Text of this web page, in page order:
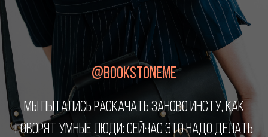
@BOOKSTONEME
МЫ ПЫТАЛИСЬ РАСКАЧАТЬ ЗАНОВО ИНСТУ, КАК
ГОВОРЯТ УМНЫЕ ЛЮДИ: СЕЙЧАС ЭТО НАДО ДЕЛАТЬ